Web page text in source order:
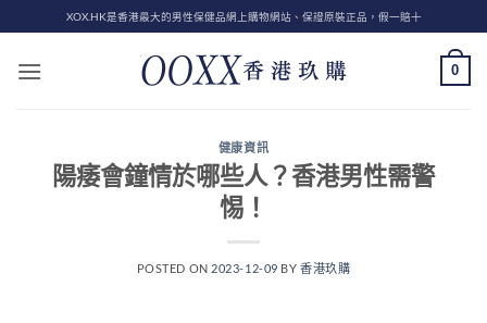
to
content
XOX.HK是香港最大的男性保健品網上購物網站、保證原裝正品，假一賠十
0
健康資訊
陽痿會鐘情於哪些人？香港男性需警
惕！
POSTED ON 2023-12-09 BY香港玖購